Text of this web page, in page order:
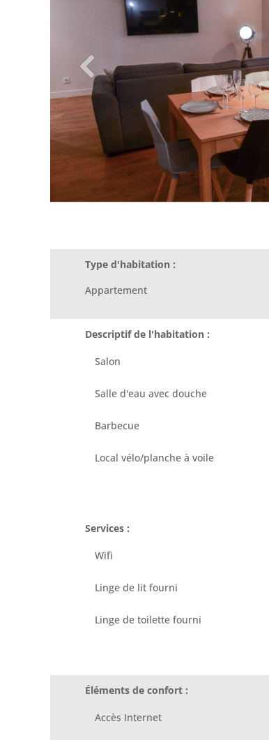
Type d'habitation :
Appartement
Descriptif de l'habitation :
Salon
Salle d'eau avec douche
Barbecue
Local vélo/planche à voile
Services :
Wifi
Linge de lit fourni
Linge de toilette fourni
Éléments de confort :
Accès Internet